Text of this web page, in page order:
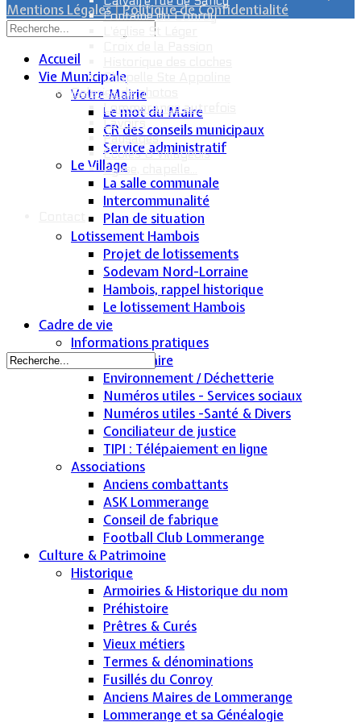
Fontaine du Conroy
L'église St Léger
Chapelle Ste Appoline
Galeries de photos
Lommerange autrefois
Lavoirs
Paysages
Écoles & Villageois
Église, chapelle...
Mentions Légales|Politique de Confidentialité
Accueil
Vie Municipale
Votre Mairie
Le mot du Maire
CR des conseils municipaux
Service administratif
Le Village
La salle communale
Intercommunalité
Plan de situation
Lotissement Hambois
Projet de lotissements
Sodevam Nord-Lorraine
Hambois, rappel historique
Le lotissement Hambois
Cadre de vie
Informations pratiques
Bus scolaire
Environnement / Déchetterie
Numéros utiles - Services sociaux
Numéros utiles -Santé & Divers
Conciliateur de justice
TIPI : Télépaiement en ligne
Associations
Anciens combattants
ASK Lommerange
Conseil de fabrique
Football Club Lommerange
Culture & Patrimoine
Historique
Armoiries & Historique du nom
Préhistoire
Prêtres & Curés
Vieux métiers
Termes & dénominations
Fusillés du Conroy
Anciens Maires de Lommerange
Lommerange et sa Généalogie